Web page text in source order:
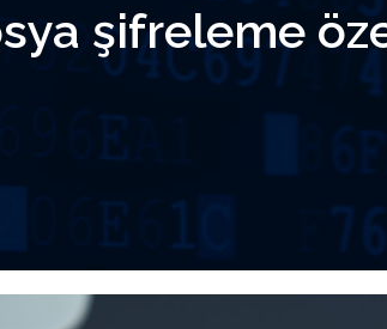
şifreleme